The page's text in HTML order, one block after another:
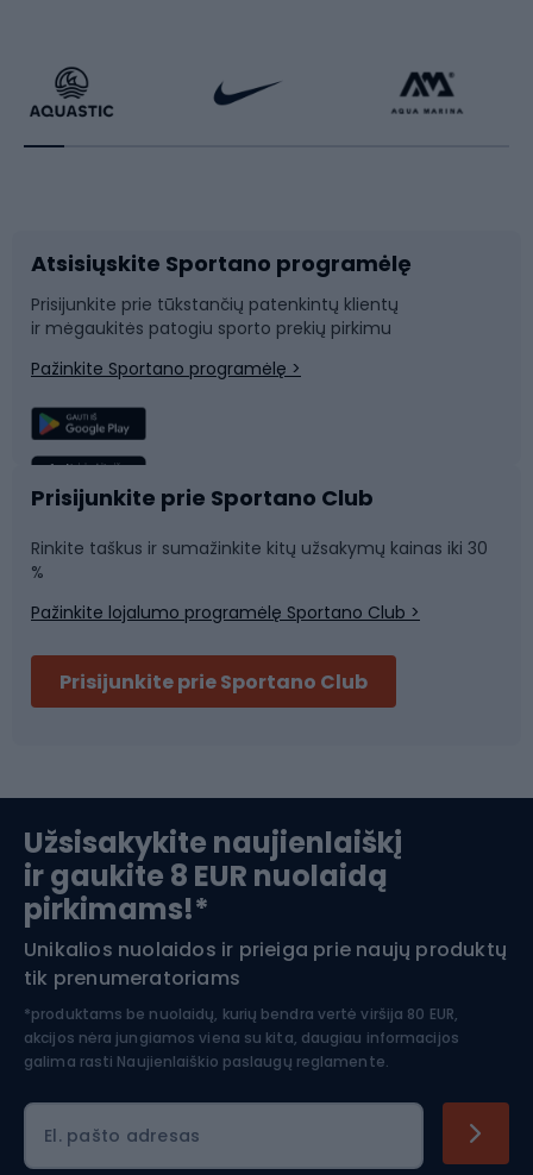
Dviratininkų apranga
Dviračių dalys
Laipiojimas
Žvejyba
Sportinė medicina
Rakečių sportas
Rogutės ir čiuožynės
Snieglenčių sportas
Plaukimas
Komandinis sportas
Slidinėjimas
Apranga žiemos sportui
Šiaurietiškas ėjimas
Atsisiųskite Sportano programėlę
Prisijunkite prie tūkstančių patenkintų klientų
ir mėgaukitės patogiu sporto prekių pirkimu
Pažinkite Sportano programėlę >
Prisijunkite prie Sportano Club
Rinkite taškus ir sumažinkite kitų užsakymų kainas iki 30
%
Pažinkite lojalumo programėlę Sportano Club >
Prisijunkite prie Sportano Club
Užsisakykite naujienlaiškį
ir gaukite 8 EUR nuolaidą
pirkimams!*
Unikalios nuolaidos ir prieiga prie naujų produktų
tik prenumeratoriams
*produktams be nuolaidų, kurių bendra vertė viršija 80 EUR,
akcijos nėra jungiamos viena su kita, daugiau informacijos
galima rasti Naujienlaiškio paslaugų reglamente.
El. pašto adresas